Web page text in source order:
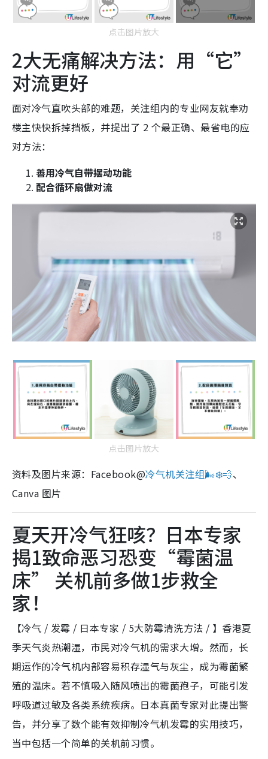
点击图片放大
2大无痛解决方法：用“它”
对流更好
面对冷气直吹头部的难题，关注组内的专业网友就奉劝
楼主快快拆掉挡板，并提出了 2 个最正确、最省电的应
对方法：
善用冷气自带摆动功能
配合循环扇做对流
点击图片放大
资料及图片来源：Facebook@冷气机关注组🌬❄️💨、
Canva 图片
夏天开冷气狂咳？日本专家
揭1致命恶习恐变“霉菌温
床” 关机前多做1步救全
家！
【冷气 / 发霉 / 日本专家 / 5大防霉清洗方法 / 】香港夏
季天气炎热潮湿，市民对冷气机的需求大增。然而，长
期运作的冷气机内部容易积存湿气与灰尘，成为霉菌繁
殖的温床。若不慎吸入随风喷出的霉菌孢子，可能引发
呼吸道过敏及各类系统疾病。日本真菌专家对此提出警
告，并分享了数个能有效抑制冷气机发霉的实用技巧，
当中包括一个简单的关机前习惯。